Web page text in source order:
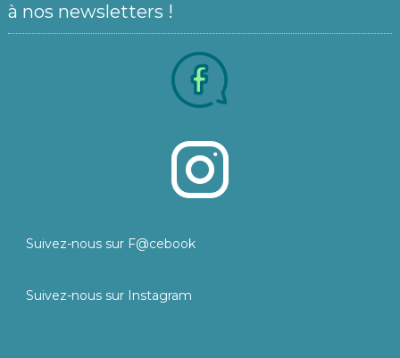
à nos newsletters !
Suivez-nous sur F@cebook
Suivez-nous sur Instagram